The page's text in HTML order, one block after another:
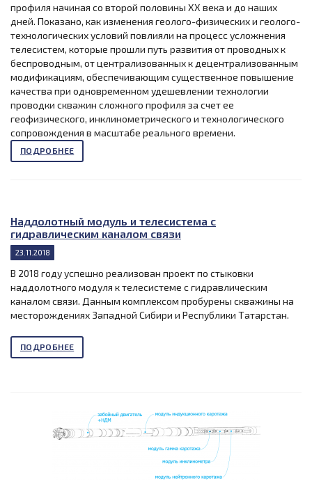
профиля начиная со второй половины XX века и до наших
дней. Показано, как изменения геолого-физических и геолого-
технологических условий повлияли на процесс усложнения
телесистем, которые прошли путь развития от проводных к
беспроводным, от централизованных к децентрализованным
модификациям, обеспечивающим существенное повышение
качества при одновременном удешевлении технологии
проводки скважин сложного профиля за счет ее
геофизического, инклинометрического и технологического
сопровождения в масштабе реального времени.
ПОДРОБНЕЕ
Наддолотный модуль и телесистема с
гидравлическим каналом связи
23.11.2018
В 2018 году успешно реализован проект по стыковки
наддолотного модуля к телесистеме с гидравлическим
каналом связи. Данным комплексом пробурены скважины на
месторождениях Западной Сибири и Республики Татарстан.
ПОДРОБНЕЕ